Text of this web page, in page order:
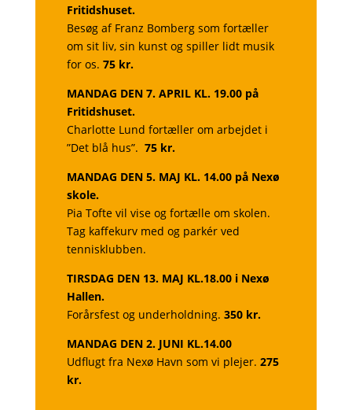
Fritidshuset.
Besøg af Franz Bomberg som fortæller
om sit liv, sin kunst og spiller lidt musik
for os. 75 kr.
MANDAG DEN 7. APRIL KL. 19.00 på
Fritidshuset.
Charlotte Lund fortæller om arbejdet i
”Det blå hus”. 75 kr.
MANDAG DEN 5. MAJ KL. 14.00 på Nexø
skole.
Pia Tofte vil vise og fortælle om skolen.
Tag kaffekurv med og parkér ved
tennisklubben.
TIRSDAG DEN 13. MAJ KL.18.00 i Nexø
Hallen.
Forårsfest og underholdning. 350 kr.
MANDAG DEN 2. JUNI KL.14.00
Udflugt fra Nexø Havn som vi plejer. 275
kr.